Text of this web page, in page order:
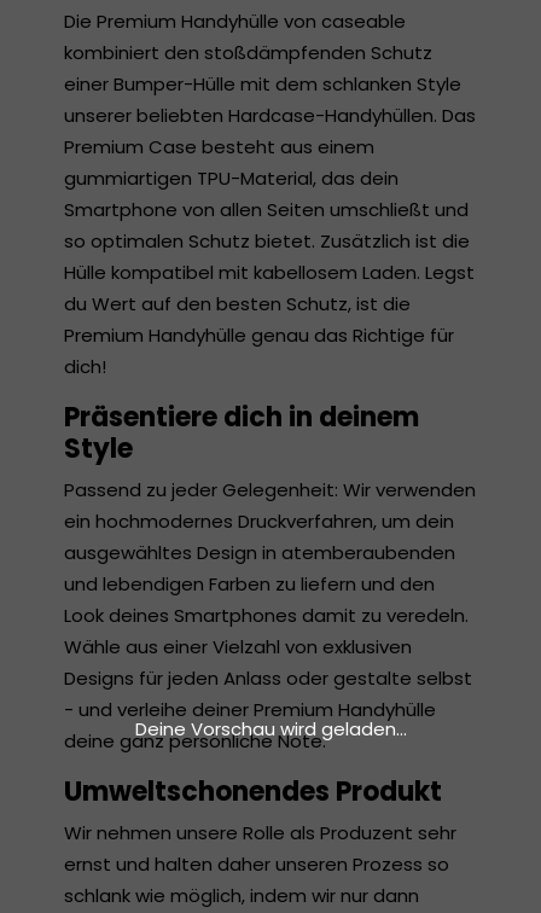
Deine Vorschau wird geladen...
Die Premium Handyhülle von caseable
kombiniert den stoßdämpfenden Schutz
einer Bumper-Hülle mit dem schlanken Style
unserer beliebten Hardcase-Handyhüllen. Das
Premium Case besteht aus einem
gummiartigen TPU-Material, das dein
Smartphone von allen Seiten umschließt und
so optimalen Schutz bietet. Zusätzlich ist die
Hülle kompatibel mit kabellosem Laden. Legst
du Wert auf den besten Schutz, ist die
Premium Handyhülle genau das Richtige für
dich!
Präsentiere dich in deinem
Style
Passend zu jeder Gelegenheit: Wir verwenden
ein hochmodernes Druckverfahren, um dein
ausgewähltes Design in atemberaubenden
und lebendigen Farben zu liefern und den
Look deines Smartphones damit zu veredeln.
Wähle aus einer Vielzahl von exklusiven
Designs für jeden Anlass oder gestalte selbst
- und verleihe deiner Premium Handyhülle
deine ganz persönliche Note.
Umweltschonendes Produkt
Wir nehmen unsere Rolle als Produzent sehr
ernst und halten daher unseren Prozess so
schlank wie möglich, indem wir nur dann